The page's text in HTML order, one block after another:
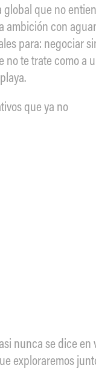
global que no
ambición con
para: negociar
te trate como a
que ya no
nunca se dice en
exploraremos